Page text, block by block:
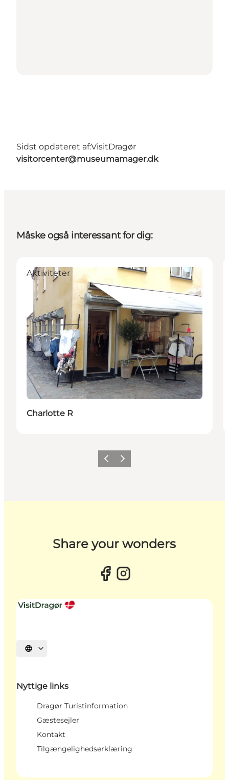
Sidst opdateret af:VisitDragør
visitorcenter@museumamager.dk
Måske også interessant for dig:
Aktiviteter
Charlotte R
Forrige billede
Næste billede
Share your wonders
Vælg sprog
Nyttige links
Dragør Turistinformation
Gæstesejler
Kontakt
Tilgængelighedserklæring